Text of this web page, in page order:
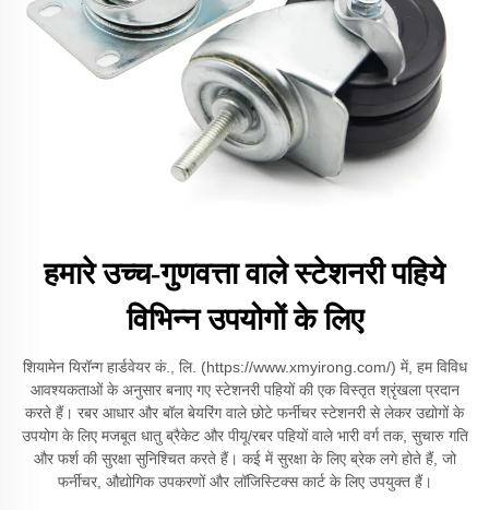
हमारे उच्च-गुणवत्ता वाले स्टेशनरी पहिये
विभिन्न उपयोगों के लिए
शियामेन यिरॉन्ग हार्डवेयर कं., लि. (https://www.xmyirong.com/) में, हम विविध
आवश्यकताओं के अनुसार बनाए गए स्टेशनरी पहियों की एक विस्तृत श्रृंखला प्रदान
करते हैं। रबर आधार और बॉल बेयरिंग वाले छोटे फर्नीचर स्टेशनरी से लेकर उद्योगों के
उपयोग के लिए मजबूत धातु ब्रैकेट और पीयू/रबर पहियों वाले भारी वर्ग तक, सुचारु गति
और फर्श की सुरक्षा सुनिश्चित करते हैं। कई में सुरक्षा के लिए ब्रेक लगे होते हैं, जो
फर्नीचर, औद्योगिक उपकरणों और लॉजिस्टिक्स कार्ट के लिए उपयुक्त हैं।